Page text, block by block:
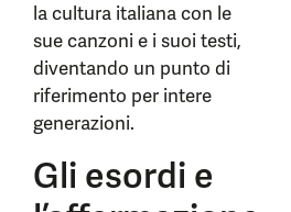
la cultura italiana con le
sue canzoni e i suoi testi,
diventando un punto di
riferimento per intere
generazioni.
Gli esordi e